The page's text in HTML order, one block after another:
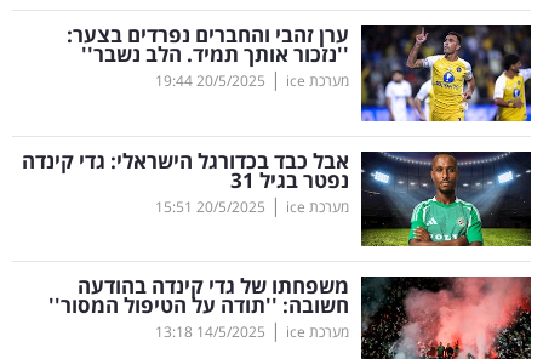
מינויים
רייטינג
רכב
בריאות
תרבות
ופנאי
תיירות
ערן זהבי והחברים נפרדים בצער:
''נזכור אותך תמיד. הלב נשבר''
מערכת ice |
20/5/2025
19:44
אבל כבד בכדורגל הישראלי: גדי קינדה
נפטר בגיל 31
מערכת ice |
20/5/2025
15:51
משפחתו של גדי קינדה בהודעה
חשובה: ''תודה על הטיפול המסור''
מערכת ice |
14/5/2025
13:18